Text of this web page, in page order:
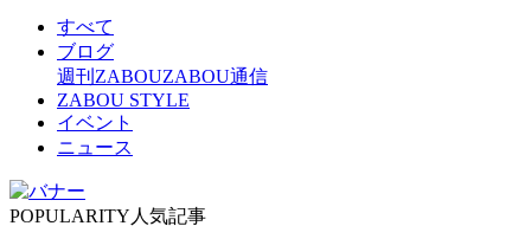
すべて
ブログ
週刊ZABOUZABOU通信
ZABOU STYLE
イベント
ニュース
POPULARITY 人気記事